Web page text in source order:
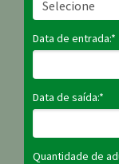
Data de entrada:*
Data de saída:*
Quantidade de